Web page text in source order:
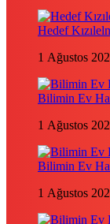
Hedef
1 Ağustos
Bilimin Ev
1 Ağustos
Bilimin Ev
1 Ağustos